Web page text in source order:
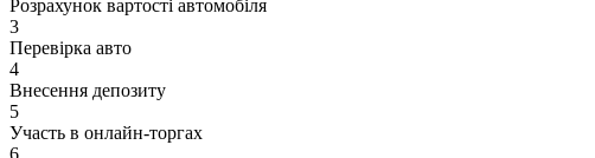
Розрахунок вартості автомобіля
3
Перевірка авто
4
Внесення депозиту
5
Участь в онлайн-торгах